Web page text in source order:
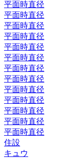
平面時直径
平面時直径
平面時直径
平面時直径
平面時直径
平面時直径
平面時直径
平面時直径
平面時直径
平面時直径
平面時直径
平面時直径
平面時直径
住設
キュウ